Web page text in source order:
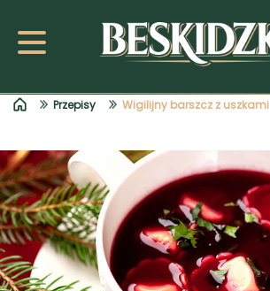
Przepisy Wigilijny barszcz z uszkami